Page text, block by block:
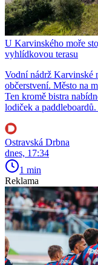
U Karvinského moře
vyhlídkovou terasu
Vodní nádrž Karvinské
občerstvení. Město na
Ten kromě bistra
lodiček a
Ostravská Drbna
dnes, 17:34
1 min
Reklama